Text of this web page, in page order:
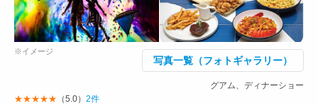
※イメージ
写真一覧（フォトギャラリー）
グアム、ディナーショー
★★★★★ （5.0） 2件